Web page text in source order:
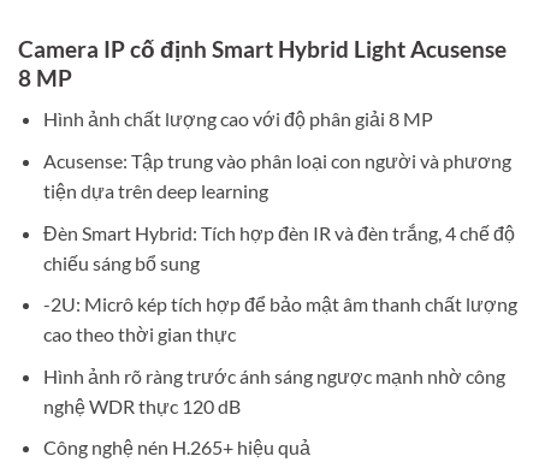
Camera IP cố định Smart Hybrid Light Acusense
8 MP
Hình ảnh chất lượng cao với độ phân giải 8 MP
Acusense: Tập trung vào phân loại con người và phương
tiện dựa trên deep learning
Đèn Smart Hybrid: Tích hợp đèn IR và đèn trắng, 4 chế độ
chiếu sáng bổ sung
-2U: Micrô kép tích hợp để bảo mật âm thanh chất lượng
cao theo thời gian thực
Hình ảnh rõ ràng trước ánh sáng ngược mạnh nhờ công
nghệ WDR thực 120 dB
Công nghệ nén H.265+ hiệu quả